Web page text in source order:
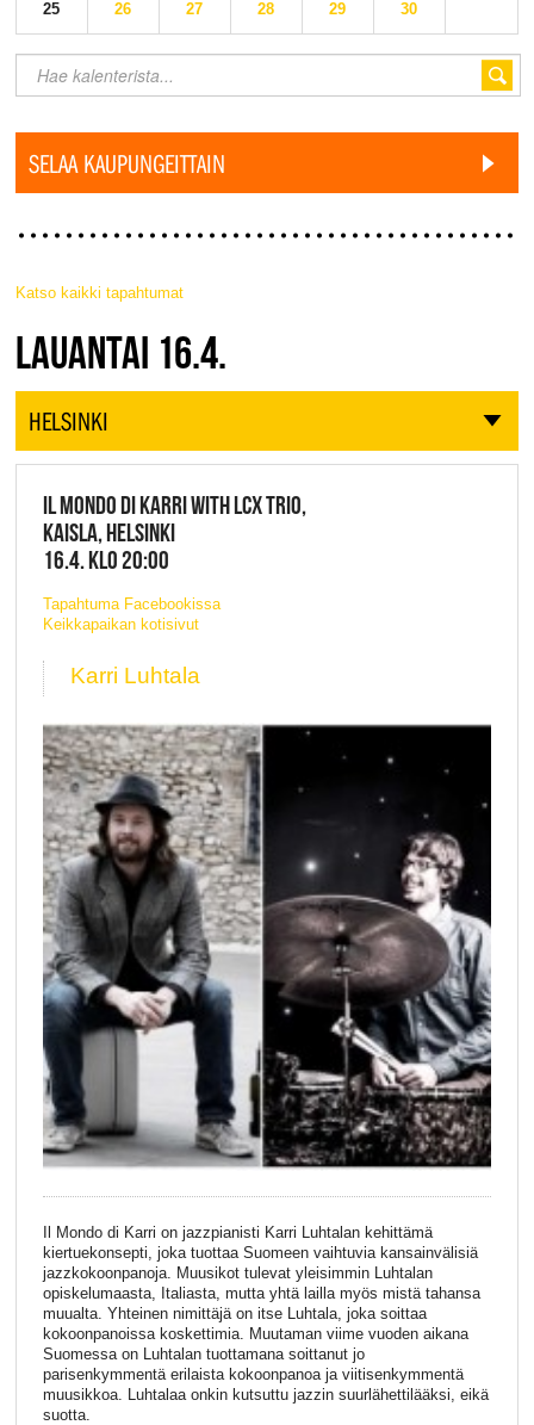
25 26 27 28 29 30
SELAA KAUPUNGEITTAIN
Katso kaikki tapahtumat
JAZZ FINLAND LIVE
LAUANTAI 16.4.
HELSINKI
IL MONDO DI KARRI WITH LCX TRIO,
KAISLA, HELSINKI
16.4. KLO 20:00
Tapahtuma Facebookissa
Keikkapaikan kotisivut
Karri Luhtala
Il Mondo di Karri on jazzpianisti Karri Luhtalan kehittämä
kiertuekonsepti, joka tuottaa Suomeen vaihtuvia kansainvälisiä
jazzkokoonpanoja. Muusikot tulevat yleisimmin Luhtalan
opiskelumaasta, Italiasta, mutta yhtä lailla myös mistä tahansa
muualta. Yhteinen nimittäjä on itse Luhtala, joka soittaa
kokoonpanoissa koskettimia. Muutaman viime vuoden aikana
Suomessa on Luhtalan tuottamana soittanut jo
parisenkymmentä erilaista kokoonpanoa ja viitisenkymmentä
muusikkoa. Luhtalaa onkin kutsuttu jazzin suurlähettilääksi, eikä
suotta.